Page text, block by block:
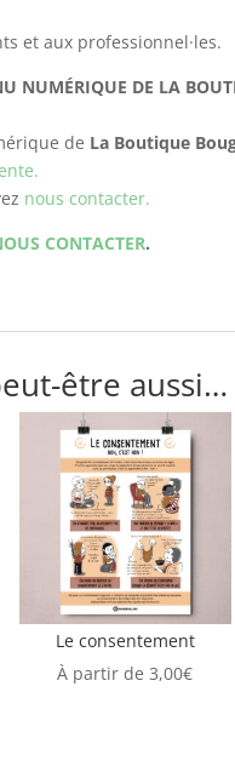
et aux professionnel·les.
NUMÉRIQUE DE LA
de La Boutique
nous contacter.
CONTACTER.
être aussi…
Le consentement
À partir de3,00€